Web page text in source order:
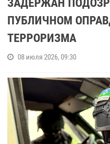
ЗАДЕРЖАН
ПУБЛИЧНОМ
ТЕРРОРИЗМА
08 июля 2026, 09:30